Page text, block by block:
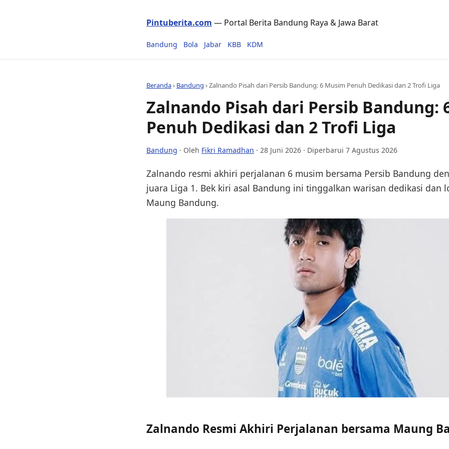
Pintuberita.com — Portal Berita Bandung Raya & Jawa Barat
Bandung Bola Jabar KBB KDM
Beranda› Bandung ›Zalnando Pisah dari Persib Bandung: 6 Musim Penuh Dedikasi dan 2 Trofi Liga
Zalnando Pisah dari Persib Bandung:
Penuh Dedikasi dan 2 Trofi Liga
Bandung · Oleh Fikri Ramadhan · 28 Juni 2026 · Diperbarui 7 Agustus 2026
Zalnando resmi akhiri perjalanan 6 musim bersama Persib Bandung
juara Liga 1. Bek kiri asal Bandung ini tinggalkan warisan dedikasi dan
Maung Bandung.
Zalnando Resmi Akhiri Perjalanan bersama Maung